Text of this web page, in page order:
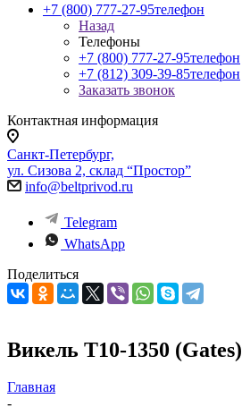
+7 (800) 777-27-95телефон
Назад
Телефоны
+7 (800) 777-27-95телефон
+7 (812) 309-39-85телефон
Заказать звонок
Контактная информация
Санкт-Петербург,
ул. Сизова 2, склад “Простор”
info@beltprivod.ru
Telegram
WhatsApp
Поделиться
Викель T10-1350 (Gates)
Главная
-